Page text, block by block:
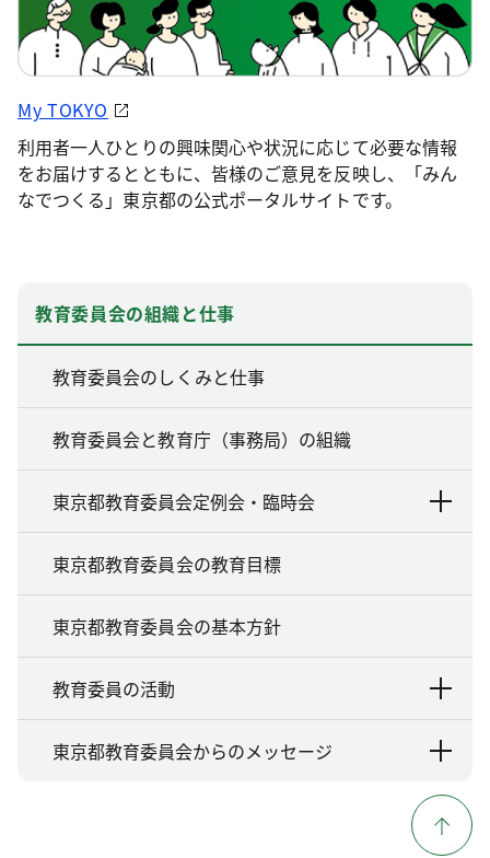
My TOKYO
利用者一人ひとりの興味関心や状況に応じて必要な情報
をお届けするとともに、皆様のご意見を反映し、「みん
なでつくる」東京都の公式ポータルサイトです。
教育委員会の組織と仕事
教育委員会のしくみと仕事
教育委員会と教育庁（事務局）の組織
東京都教育委員会定例会・臨時会
東京都教育委員会の教育目標
東京都教育委員会の基本方針
教育委員の活動
東京都教育委員会からのメッセージ